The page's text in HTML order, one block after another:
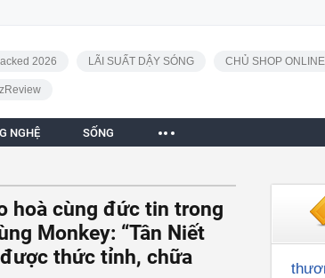
2026 LÃI SUẤT DẬY SÓNG CHỦ SHOP
NGHỆ SỐNG
hoà cùng đức tin trong
Monkey: “Tân Niết
được thức tỉnh, chữa